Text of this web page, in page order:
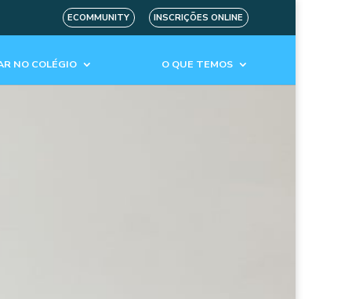
ECOMMUNITY INSCRIÇÕES ONLINE
NO COLÉGIO O QUE TEMOS